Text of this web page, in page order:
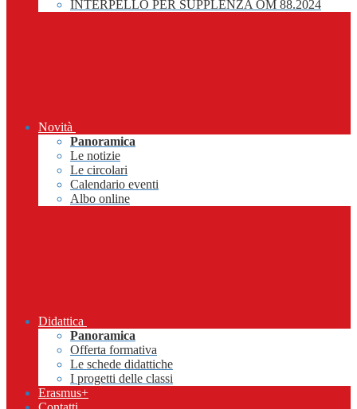
INTERPELLO PER SUPPLENZA OM 88.2024
Novità
Panoramica
Le notizie
Le circolari
Calendario eventi
Albo online
Didattica
Panoramica
Offerta formativa
Le schede didattiche
I progetti delle classi
Erasmus+